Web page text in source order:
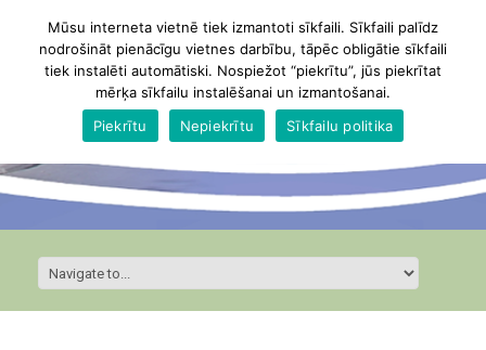
Mūsu interneta vietnē tiek izmantoti sīkfaili. Sīkfaili palīdz
nodrošināt pienācīgu vietnes darbību, tāpēc obligātie sīkfaili
tiek instalēti automātiski. Nospiežot “piekrītu”, jūs piekrītat
mērķa sīkfailu instalēšanai un izmantošanai.
Piekrītu
Nepiekrītu Sīkfailu politika